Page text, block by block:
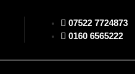
07522 7724873
0160 6565222